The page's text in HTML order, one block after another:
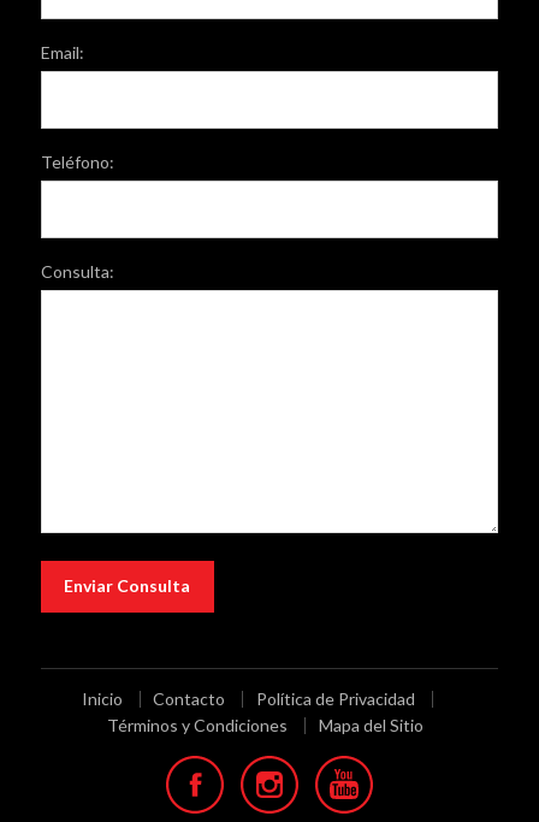
Email:
Teléfono:
Consulta:
Inicio Contacto
Política de Privacidad
Términos y Condiciones
Mapa del Sitio